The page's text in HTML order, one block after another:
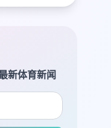
新体育新闻